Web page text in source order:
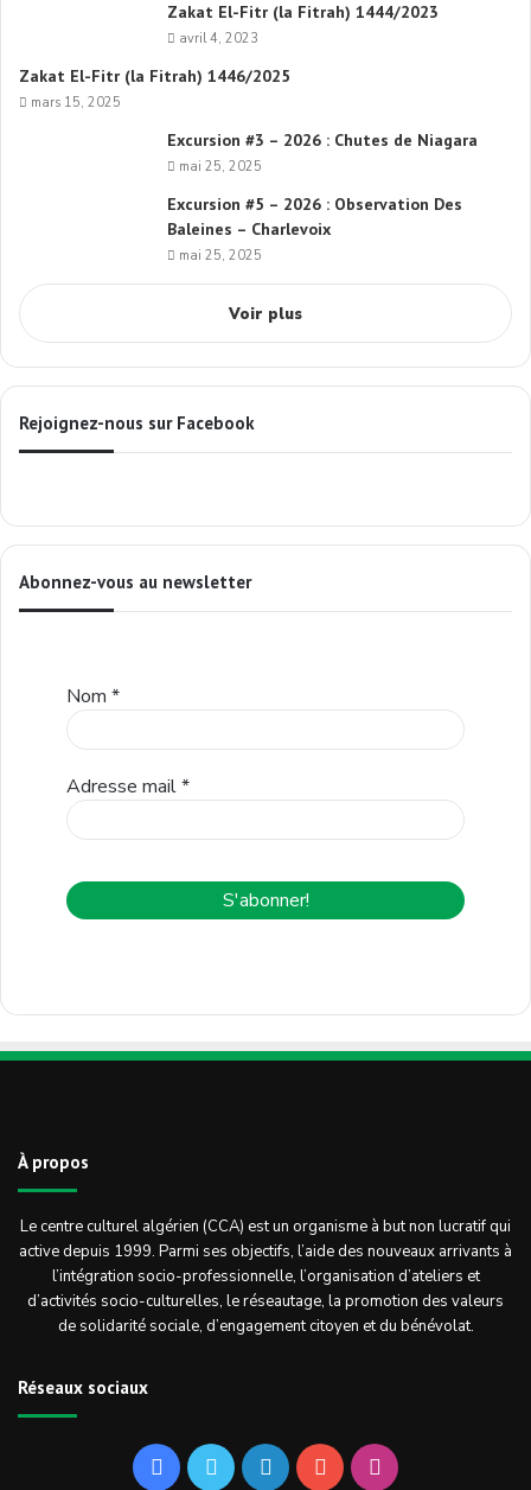
Zakat El-Fitr (la Fitrah) 1444/2023
avril 4, 2023
Zakat El-Fitr (la Fitrah) 1446/2025
mars 15, 2025
Excursion #3 – 2026 : Chutes de Niagara
mai 25, 2025
Excursion #5 – 2026 : Observation Des
Baleines – Charlevoix
mai 25, 2025
Voir plus
Rejoignez-nous sur Facebook
Abonnez-vous au newsletter
Nom *
Adresse mail*
À propos
Le centre culturel algérien (CCA) est un organisme à but non lucratif qui
active depuis 1999. Parmi ses objectifs, l’aide des nouveaux arrivants à
l’intégration socio-professionnelle, l’organisation d’ateliers et
d’activités socio-culturelles, le réseautage, la promotion des valeurs
de solidarité sociale, d’engagement citoyen et du bénévolat.
Réseaux sociaux
FacebookTwitterLinkedinYouTubeInstagram